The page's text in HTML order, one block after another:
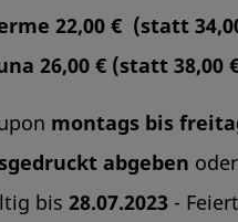
22,00 € (statt
26,00 € (statt 38,00
montags bis
abgeben oder
bis 28.07.2023 -